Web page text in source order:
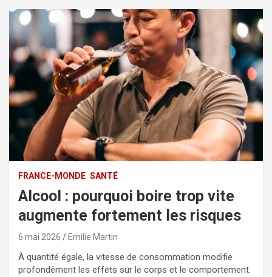
FRANCE-MONDE SANTÉ
Alcool : pourquoi boire trop vite
augmente fortement les risques
6 mai 2026 Emilie Martin
À quantité égale, la vitesse de consommation modifie
profondément les effets sur le corps et le comportement.